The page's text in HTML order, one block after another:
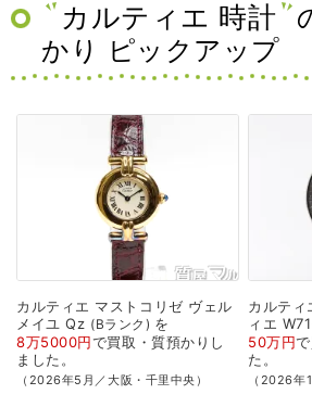
カルティエ 時計
かり ピックアップ
カルティエ マストコリゼ ヴェル
メイユ Qz Bランク
を
8万5000円で買取・質預かり し
ました。
（2026年5月／大阪・千里中央）
カルティ
ィエ
50万円で
た。
（2026年